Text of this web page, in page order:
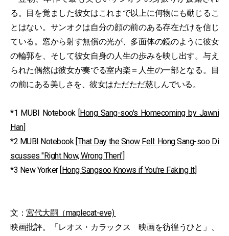
る。目を覚ました彼女はこれまで以上に何物にも動じるこ
とはない。サンオクは自分の顔の前のある存在だけを信じ
ている。窓から射す無償の光が、多面体の鏡のように彼女
の輪郭を、そして彼女自身の人生の歩みを映し出す。与え
られた偶然は彼女が奏でる室内楽＝人生の一部となる。目
の前にある美しさを、彼女はただただ慈しんでいる。
*1 MUBI Notebook [Hong Sang-soo's Homecoming by Jawni
Han]
*2 MUBI Notebook [That Day the Snow Fell: Hong Sang-soo Di
scusses "Right Now, Wrong Then"]
*3 New Yorker [Hong Sangsoo Knows if You're Faking It]
文： 宮代大嗣（maplecat-eve)
映画批評。「レオス・カラックス 映画を彷徨うひと」、